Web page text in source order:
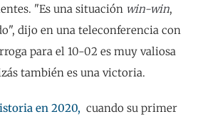
"Es una situación win-win,
dijo en una teleconferencia con
para el 10-02 es muy valiosa
también es una victoria.
en 2020, cuando su primer